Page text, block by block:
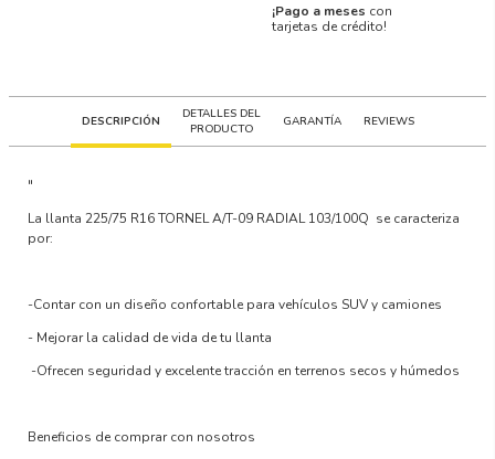
¡Pago a meses con
tarjetas de crédito!
DESCRIPCIÓN
DETALLES DEL
PRODUCTO
GARANTÍA REVIEWS
"
La llanta225/75 R16 TORNEL A/T-09 RADIAL 103/100Q se caracteriza
por:
-Contar con un diseño confortable para vehículos SUV y camiones
- Mejorar la calidad de vida de tu llanta
-Ofrecen seguridad y excelente tracción en terrenos secos y húmedos
Beneficios de comprar con nosotros